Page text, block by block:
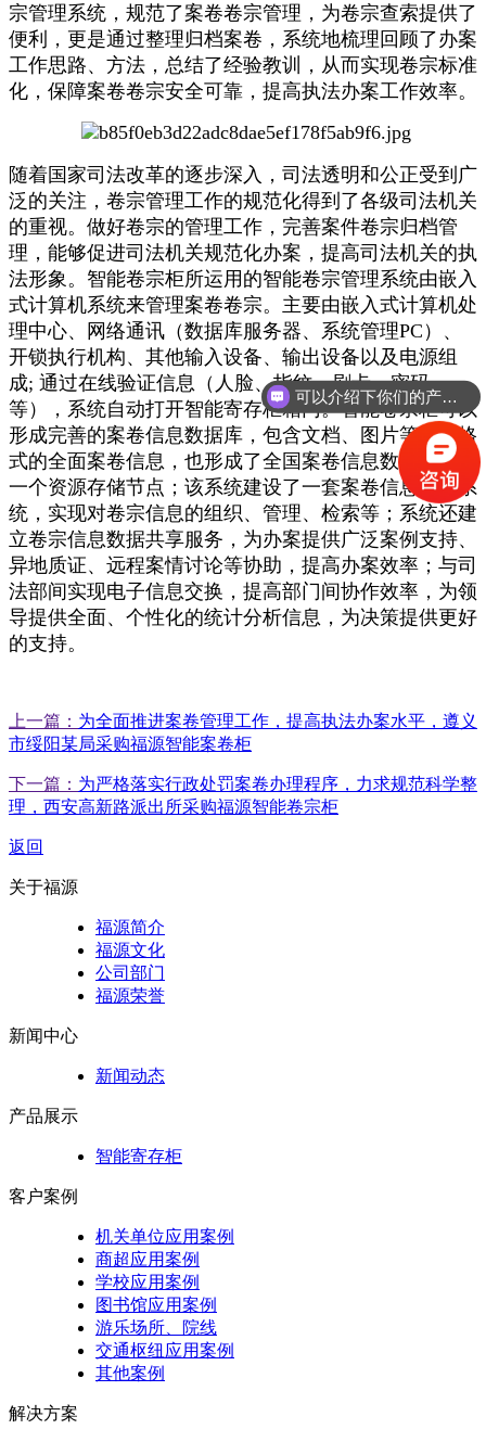
宗管理系统，规范了案卷卷宗管理，为卷宗查索提供了
便利，更是通过整理归档案卷，系统地梳理回顾了办案
工作思路、方法，总结了经验教训，从而实现卷宗标准
化，保障案卷卷宗安全可靠，提高执法办案工作效率。
随着国家司法改革的逐步深入，司法透明和公正受到广
泛的关注，卷宗管理工作的规范化得到了各级司法机关
的重视。做好卷宗的管理工作，完善案件卷宗归档管
理，能够促进司法机关规范化办案，提高司法机关的执
法形象。智能卷宗柜所运用的智能卷宗管理系统由嵌入
式计算机系统来管理案卷卷宗。主要由嵌入式计算机处
理中心、网络通讯（数据库服务器、系统管理PC）、
开锁执行机构、其他输入设备、输出设备以及电源组
成; 通过在线验证信息（人脸、指纹、刷卡、密码
等），系统自动打开智能寄存柜箱门。智能卷宗柜可以
形成完善的案卷信息数据库，包含文档、图片等各种格
式的全面案卷信息，也形成了全国案卷信息数据库中的
一个资源存储节点；该系统建设了一套案卷信息管理系
统，实现对卷宗信息的组织、管理、检索等；系统还建
立卷宗信息数据共享服务，为办案提供广泛案例支持、
异地质证、远程案情讨论等协助，提高办案效率；与司
法部间实现电子信息交换，提高部门间协作效率，为领
导提供全面、个性化的统计分析信息，为决策提供更好
的支持。
上一篇： 为全面推进案卷管理工作，提高执法办案水平，遵义
市绥阳某局采购福源智能案卷柜
下一篇： 为严格落实行政处罚案卷办理程序，力求规范科学整
理，西安高新路派出所采购福源智能卷宗柜
返回
关于福源
福源简介
福源文化
公司部门
福源荣誉
新闻中心
新闻动态
产品展示
智能寄存柜
客户案例
机关单位应用案例
商超应用案例
学校应用案例
图书馆应用案例
游乐场所、院线
交通枢纽应用案例
其他案例
解决方案
可以介绍下你们的产品么？